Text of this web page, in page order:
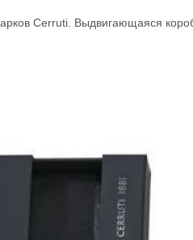
Cerruti. Выдвигающаяся